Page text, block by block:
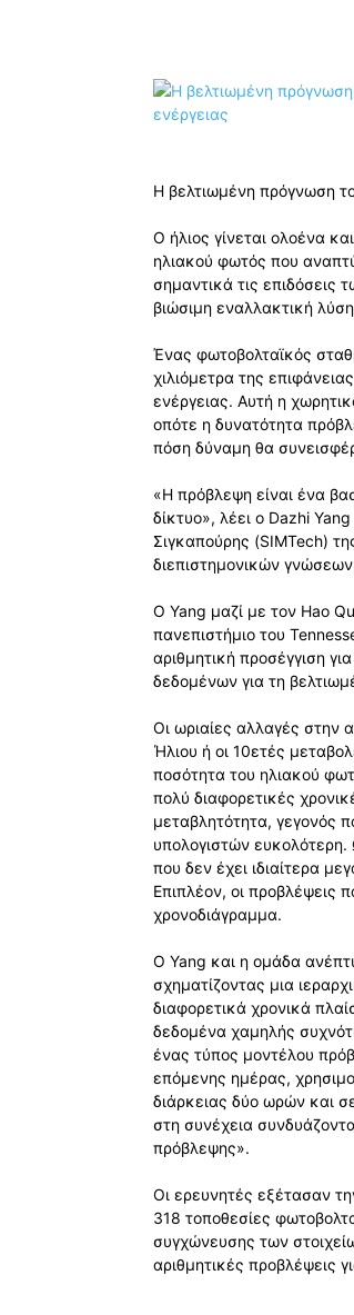
Η βελτιωμένη πρόγνωση
Ο ήλιος γίνεται ολοένα
ηλιακού φωτός που
σημαντικά τις
βιώσιμη εναλλακτική
Ένας φωτοβολταϊκός
χιλιόμετρα της
ενέργειας. Αυτή η
οπότε η δυνατότητα
πόση δύναμη θα
«Η πρόβλεψη είναι ένα
δίκτυο», λέει ο Dazhi
Σιγκαπούρης (SIMTech)
διεπιστημονικών
Ο Yang μαζί με τον Hao
πανεπιστήμιο του
αριθμητική προσέγγιση
δεδομένων για τη
Οι ωριαίες αλλαγές στην
Ήλιου ή οι 10ετές
ποσότητα του ηλιακού
πολύ διαφορετικές
μεταβλητότητα, γεγονός
υπολογιστών ευκολότερη.
που δεν έχει ιδιαίτερα
Επιπλέον, οι προβλέψεις
χρονοδιάγραμμα.
Ο Yang και η ομάδα
σχηματίζοντας μια
διαφορετικά χρονικά
δεδομένα χαμηλής
ένας τύπος μοντέλου
επόμενης ημέρας,
διάρκειας δύο ωρών και
στη συνέχεια
πρόβλεψης».
Οι ερευνητές εξέτασαν
318 τοποθεσίες
συγχώνευσης των
αριθμητικές προβλέψεις